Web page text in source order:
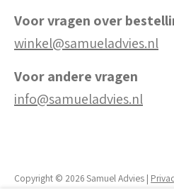
Voor vragen over
winkel@samueladvies.nl
Voor andere vragen
info@samueladvies.nl
Copyright © 2026 Samuel Advies |